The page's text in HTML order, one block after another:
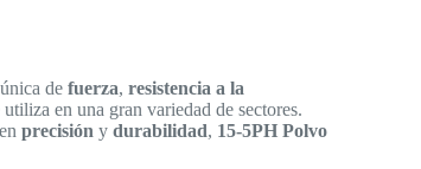
defuerza,resistencia a la
en una gran variedad de sectores.
precisión ydurabilidad, 15-5PH Polvo